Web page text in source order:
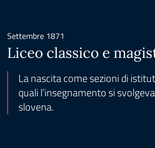
Settembre 1871
Liceo classico e
La nascita come sezioni di
quali l’insegnamento si
slovena.